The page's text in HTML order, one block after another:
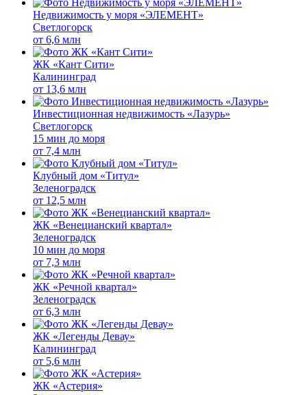
Недвижимость у моря «ЭЛЕМЕНТ»
Светлогорск
от 6,6 млн
ЖК «Кант Сити»
Калининград
от 13,6 млн
Инвестиционная недвижимость «Лазурь»
Светлогорск
15 мин до моря
от 7,4 млн
Клубный дом «Титул»
Зеленоградск
от 12,5 млн
ЖК «Венецианский квартал»
Зеленоградск
10 мин до моря
от 7,3 млн
ЖК «Речной квартал»
Зеленоградск
от 6,3 млн
ЖК «Легенды Девау»
Калининград
от 5,6 млн
ЖК «Астерия»